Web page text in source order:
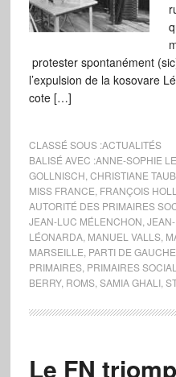
protester spontanément
l’expulsion de la kosovare
cote […]
CLASSÉ SOUS :ACTUALITÉS
BALISÉ AVEC :ANNE-SOPHIE
GOLLNISCH CHRISTIANE
MISS FRANCE FRANÇOIS
AUTORITÉ DES PRIMAIRES
JEAN-LUC MÉLENCHON
LÉONARDA, MANUEL VALLS,
MARSEILLE PARTI DE GAUCHE
PRIMAIRES, PRIMAIRES
BERRY, ROMS, SAMIA GHALI,
Le FN